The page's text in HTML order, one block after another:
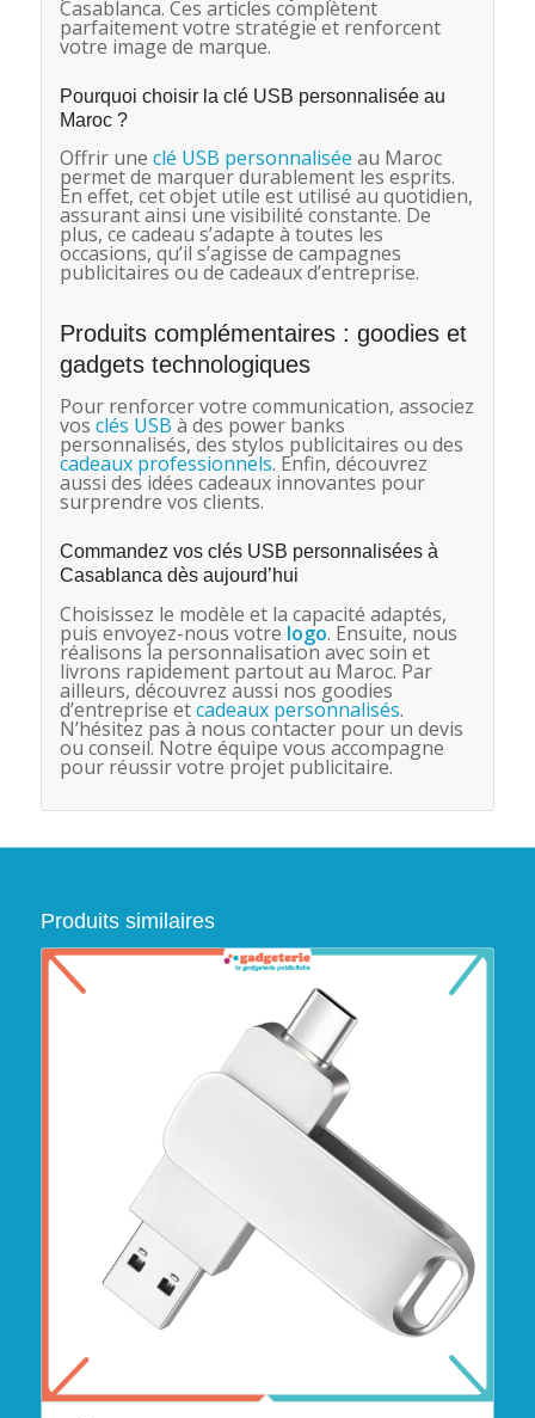
Casablanca. Ces articles complètent
parfaitement votre stratégie et renforcent
votre image de marque.
Pourquoi choisir la clé USB personnalisée au
Maroc ?
Offrir une clé USB personnalisée au Maroc
permet de marquer durablement les esprits.
En effet, cet objet utile est utilisé au quotidien,
assurant ainsi une visibilité constante. De
plus, ce cadeau s’adapte à toutes les
occasions, qu’il s’agisse de campagnes
publicitaires ou de cadeaux d’entreprise.
Produits complémentaires : goodies et
gadgets technologiques
Pour renforcer votre communication, associez
vos clés USB à des power banks
personnalisés, des stylos publicitaires ou des
cadeaux professionnels. Enfin, découvrez
aussi des idées cadeaux innovantes pour
surprendre vos clients.
Commandez vos clés USB personnalisées à
Casablanca dès aujourd’hui
Choisissez le modèle et la capacité adaptés,
puis envoyez-nous votre logo. Ensuite, nous
réalisons la personnalisation avec soin et
livrons rapidement partout au Maroc. Par
ailleurs, découvrez aussi nos goodies
d’entreprise etcadeaux personnalisés.
N’hésitez pas à nous contacter pour un devis
ou conseil. Notre équipe vous accompagne
pour réussir votre projet publicitaire.
Produits similaires